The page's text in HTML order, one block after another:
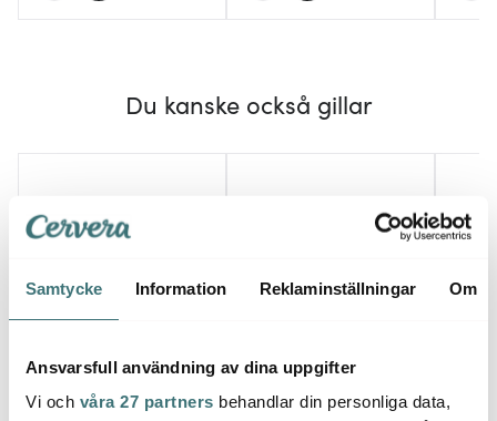
Samtycke Information Reklaminställningar Om
Ansvarsfull användning av dina uppgifter
Vi och våra 27 partners behandlar din personliga data,
Du kanske också gillar
Le Creuset Dorre